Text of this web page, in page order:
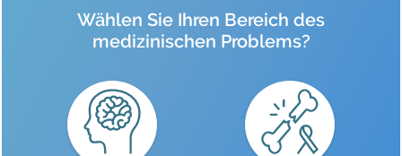
Wählen Sie Ihren Bereich des
medizinischen Problems?